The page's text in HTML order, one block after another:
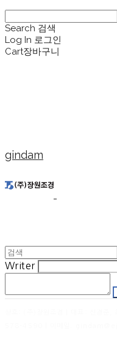
Search 검색
Log In 로그인
Cart장바구니
gindam
Writer